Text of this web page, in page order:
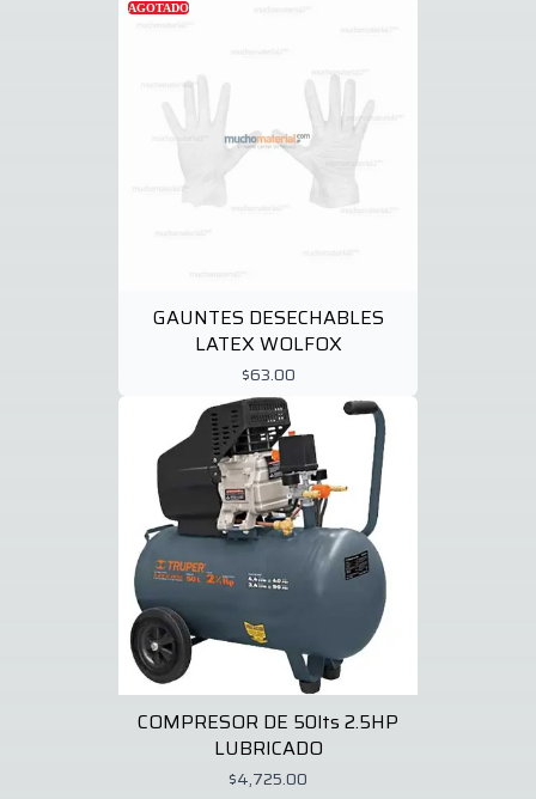
AGOTADO
GAUNTES DESECHABLES
LATEX WOLFOX
$63.00
COMPRESOR DE 50lts 2.5HP
LUBRICADO
$4,725.00